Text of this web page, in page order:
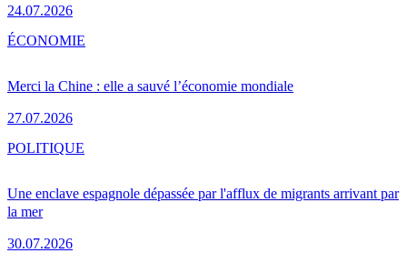
24.07.2026
Merci la Chine : elle a sauvé l’économie mondiale
27.07.2026
ÉCONOMIE
Une enclave espagnole dépassée par l'afflux de migrants arrivant par
la mer
30.07.2026
POLITIQUE